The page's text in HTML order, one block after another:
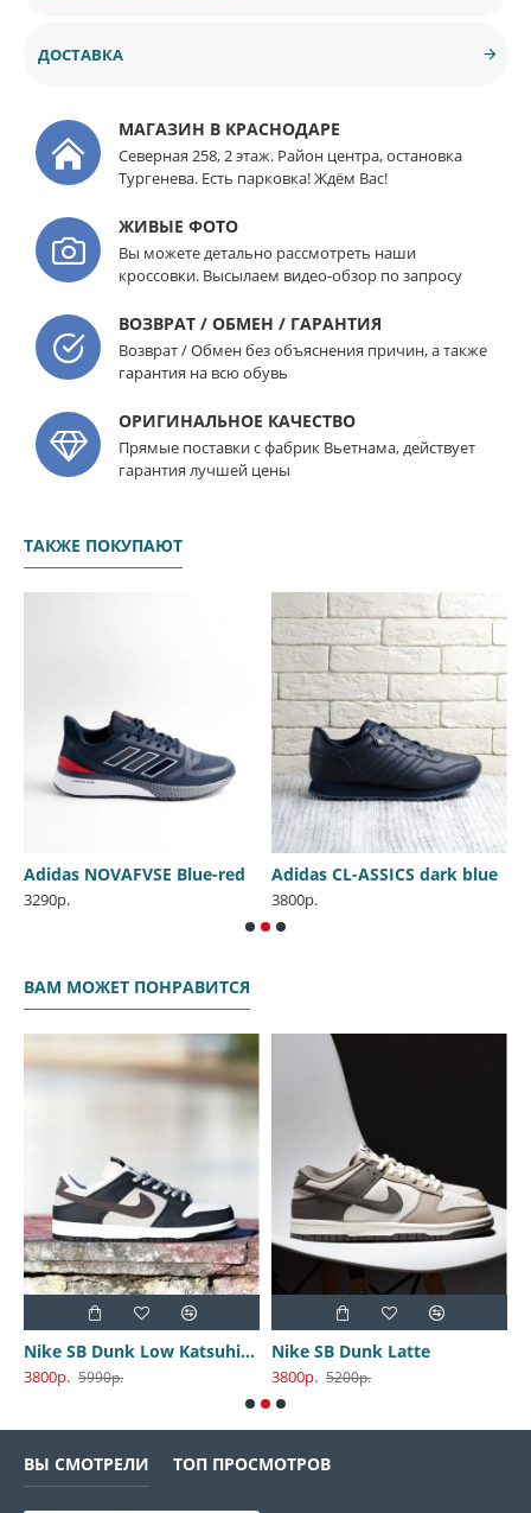
ДОСТАВКА
МАГАЗИН В КРАСНОДАРЕ
Северная 258, 2 этаж. Район центра, остановка
Тургенева. Есть парковка! Ждём Вас!
ЖИВЫЕ ФОТО
Вы можете детально рассмотреть наши
кроссовки. Высылаем видео-обзор по запросу
ВОЗВРАТ / ОБМЕН / ГАРАНТИЯ
Возврат / Обмен без объяснения причин, а также
гарантия на всю обувь
ОРИГИНАЛЬНОЕ КАЧЕСТВО
Прямые поставки с фабрик Вьетнама, действует
гарантия лучшей цены
ТАКЖЕ ПОКУПАЮТ
Adidas NOVAFVSE Blue-red
3290р.
Adidas CL-ASSICS dark blue
3800р.
ВАМ МОЖЕТ ПОНРАВИТСЯ
Nike SB Dunk Low Katsuhiro Otomo
3800р. 5990р.
Nike SB Dunk Latte
3800р. 5200р.
ВЫ СМОТРЕЛИ ТОП ПРОСМОТРОВ